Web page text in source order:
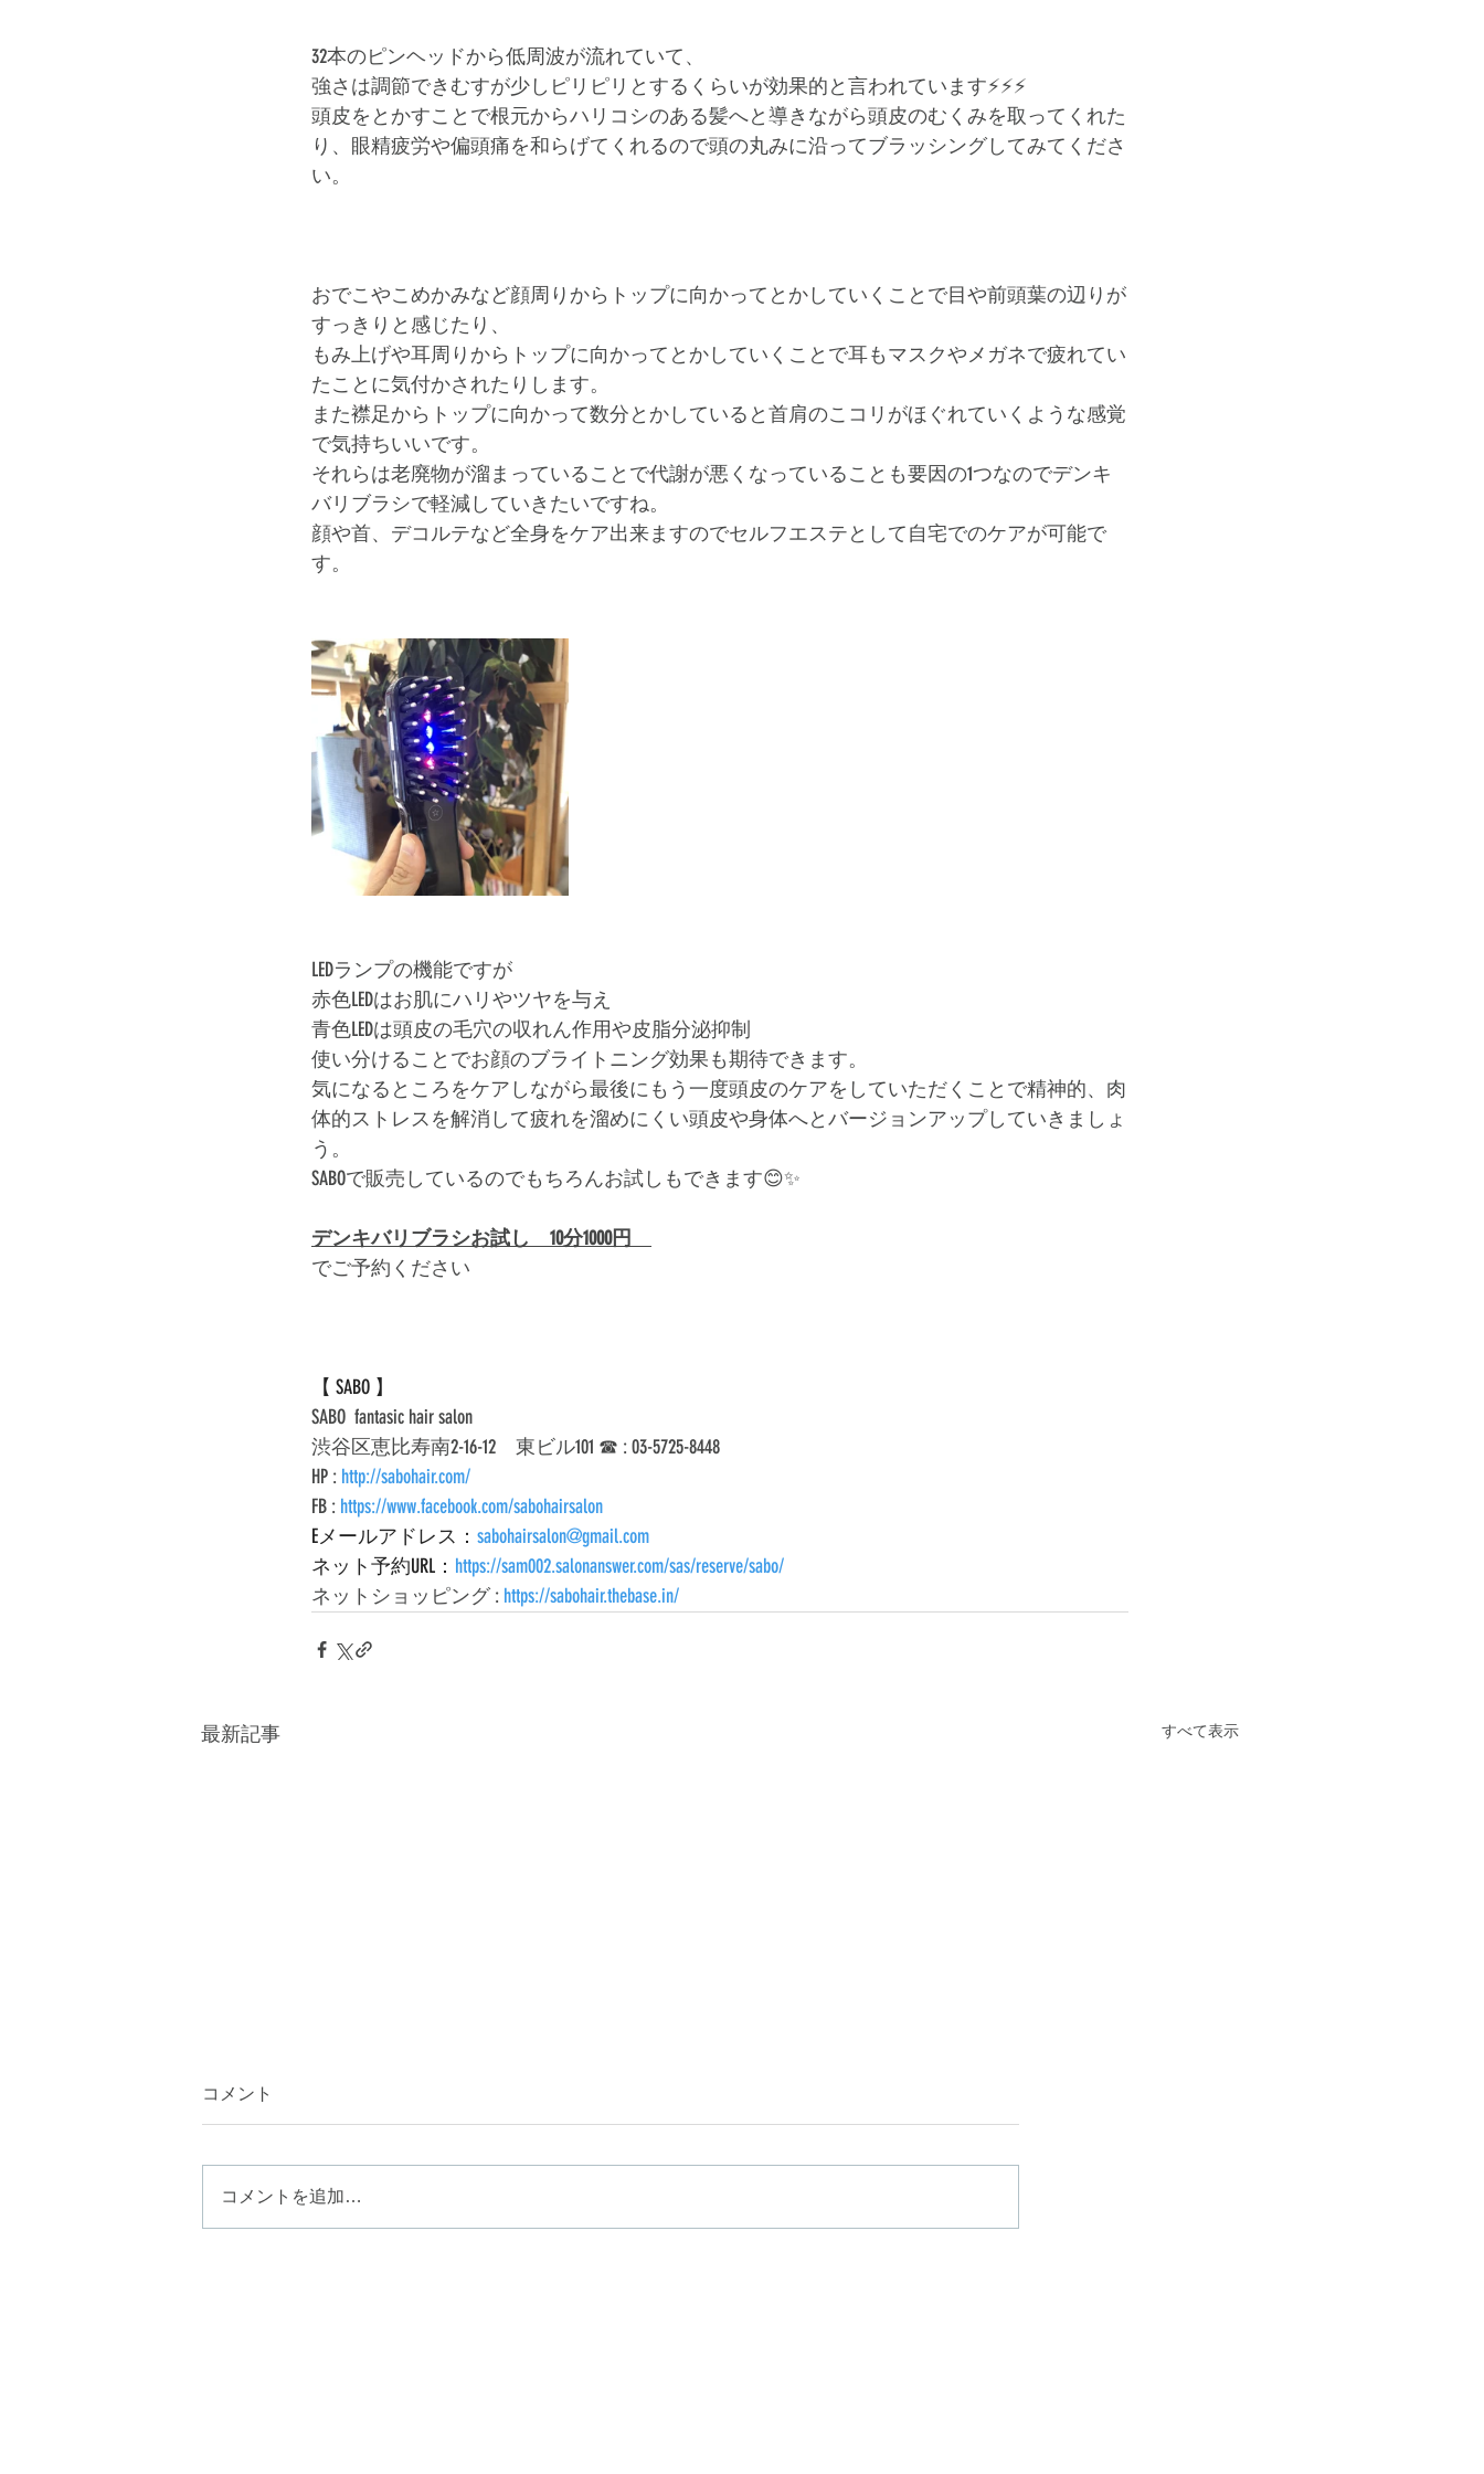
32本のピンヘッドから低周波が流れていて、
強さは調節できむすが少しピリピリとするくらいが効果的と言われています⚡️⚡️⚡️
頭皮をとかすことで根元からハリコシのある髪へと導きながら頭皮のむくみを取ってくれた
り、眼精疲労や偏頭痛を和らげてくれるので頭の丸みに沿ってブラッシングしてみてくださ
い。
おでこやこめかみなど顔周りからトップに向かってとかしていくことで目や前頭葉の辺りが
すっきりと感じたり、
もみ上げや耳周りからトップに向かってとかしていくことで耳もマスクやメガネで疲れてい
たことに気付かされたりします。
また襟足からトップに向かって数分とかしていると首肩のこコリがほぐれていくような感覚
で気持ちいいです。
それらは老廃物が溜まっていることで代謝が悪くなっていることも要因の1つなのでデンキ
バリブラシで軽減していきたいですね。
顔や首、デコルテなど全身をケア出来ますのでセルフエステとして自宅でのケアが可能で
す。
LEDランプの機能ですが
赤色LEDはお肌にハリやツヤを与え
青色LEDは頭皮の毛穴の収れん作用や皮脂分泌抑制
使い分けることでお顔のブライトニング効果も期待できます。
気になるところをケアしながら最後にもう一度頭皮のケアをしていただくことで精神的、肉
体的ストレスを解消して疲れを溜めにくい頭皮や身体へとバージョンアップしていきましょ
う。
SABOで販売しているのでもちろんお試しもできます😊✨
デンキバリブラシお試し　10分1000円
でご予約ください
【 SABO 】
SABO  fantasic hair salon
渋谷区恵比寿南2-16-12　東ビル101 ☎︎ : 03-5725-8448
HP : http://sabohair.com/
FB : https://www.facebook.com/sabohairsalon
Eメールアドレス： sabohairsalon@gmail.com
ネット予約URL： https://sam002.salonanswer.com/sas/reserve/sabo/
ネットショッピング : https://sabohair.thebase.in/
最新記事 すべて表示
コメント
コメントを追加…